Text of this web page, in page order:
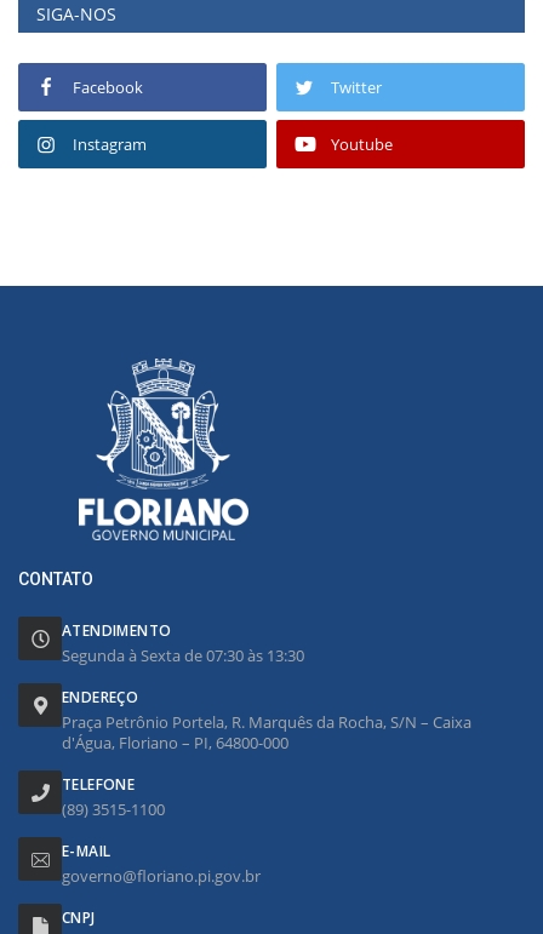
SIGA-NOS
Facebook Twitter
Instagram Youtube
CONTATO
ATENDIMENTO
Segunda à Sexta de 07:30 às 13:30
ENDEREÇO
Praça Petrônio Portela, R. Marquês da Rocha, S/N – Caixa
d'Água, Floriano – PI, 64800-000
TELEFONE
(89) 3515-1100
E-MAIL
governo@floriano.pi.gov.br
CNPJ